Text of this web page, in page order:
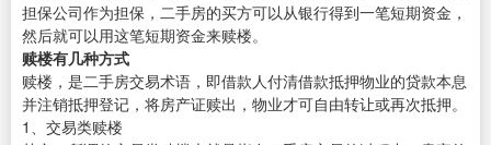
担保公司作为担保，二手房的买方可以从银行得到一笔短期资金，
然后就可以用这笔短期资金来赎楼。
赎楼有几种方式
赎楼，是二手房交易术语，即借款人付清借款抵押物业的贷款本息
并注销抵押登记，将房产证赎出，物业才可自由转让或再次抵押。
1、交易类赎楼